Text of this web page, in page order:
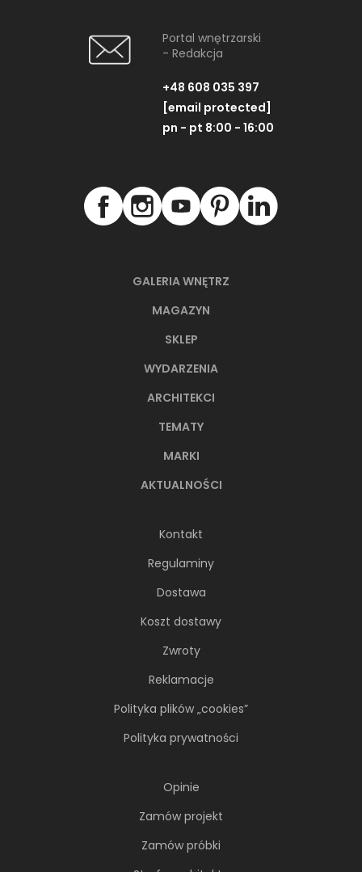
GALERIA WNĘTRZ
MAGAZYN
SKLEP
WYDARZENIA
ARCHITEKCI
TEMATY
MARKI
AKTUALNOŚCI
Kontakt
Regulaminy
Dostawa
Koszt dostawy
Zwroty
Reklamacje
Polityka plików „cookies”
Polityka prywatności
Opinie
Zamów projekt
Zamów próbki
Portal wnętrzarski
- Redakcja
+48 608 035 397
[email protected]
pn - pt 8:00 - 16:00